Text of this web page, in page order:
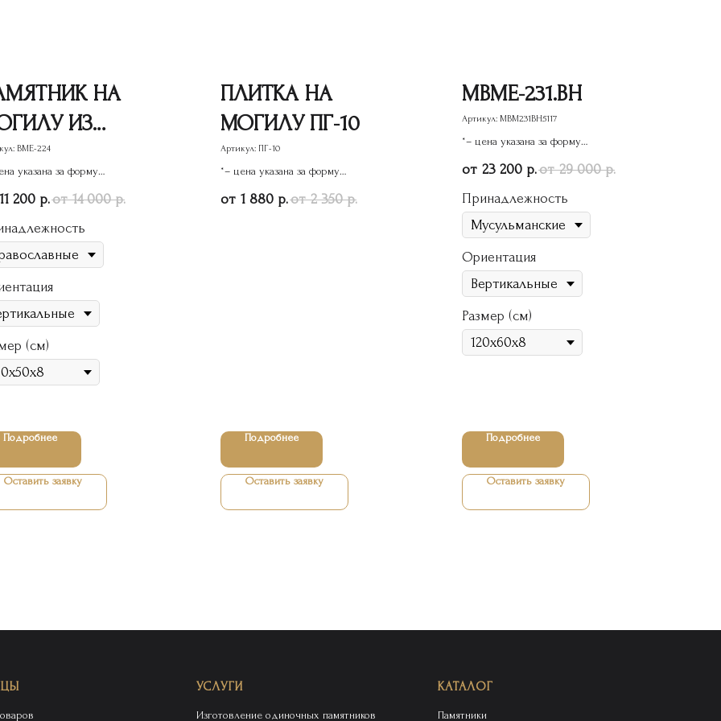
НА
ИЗ
224
ВМЕ-224
указана за форму
11 200 р. 14 000 р.
(см)
Подробнее
Оставить заявку
ПЛИТКА НА
МОГИЛУ ПГ-10
Артикул: ПГ-10
*– цена указана за форму
1 880 р. 2 350 р.
Подробнее
Оставить заявку
МВМЕ-231.ВН
Артикул: МВМ231ВН5117
*– цена указана за форму
23 200 р. 29 000 р.
Принадлежность
Ориентация
Размер (см)
Подробнее
Оставить заявку
УСЛУГИ
Изготовление одиночных памятников
КАТАЛОГ
Памятники